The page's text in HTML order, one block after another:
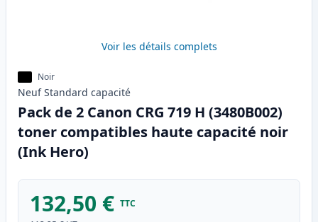
Voir les détails complets
Noir
Neuf Standard capacité
Pack de 2 Canon CRG 719 H (3480B002)
toner compatibles haute capacité noir
(Ink Hero)
132,50 € TTC